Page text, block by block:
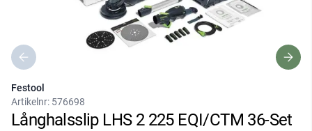
Festool
Artikelnr: 576698
Långhalsslip LHS 2 225 EQI/CTM 36-Set